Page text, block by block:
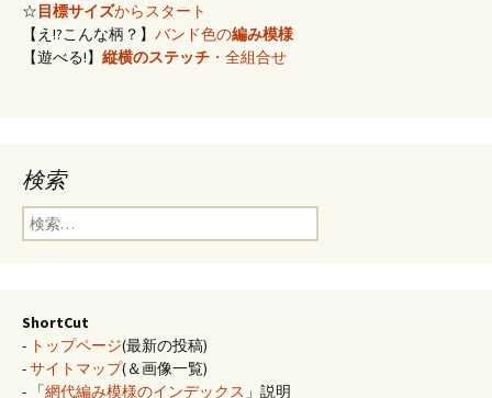
☆目標サイズからスタート
【え!?こんな柄？】 バンド色の編み模様
【遊べる!】 縦横のステッチ ・全組合せ
検索
検
索:
ShortCut
- トップページ(最新の投稿)
-サイトマップ(＆画像一覧)
- 「網代編み模様のインデックス 」説明